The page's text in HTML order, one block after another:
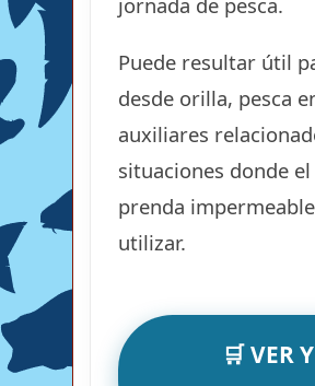
Puede resultar útil
desde orilla, pesca
auxiliares
situaciones donde
prenda
utilizar.
🛒 VER